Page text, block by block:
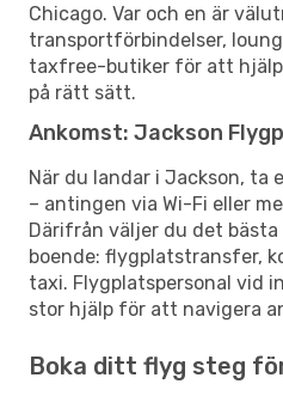
Chicago. Var och en är
transportförbindelser,
taxfree-butiker för att
på rätt sätt.
Ankomst: Jackson
När du landar i Jackson,
– antingen via Wi-Fi eller
Därifrån väljer du det
boende: flygplatstransfer,
taxi. Flygplatspersonal vid
stor hjälp för att navigera
Boka ditt flyg steg